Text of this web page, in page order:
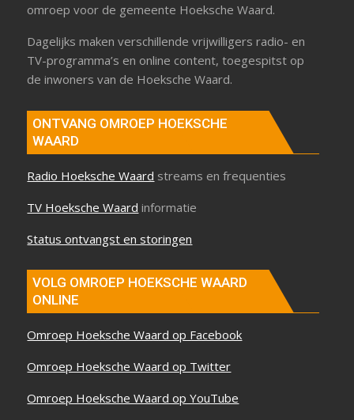
omroep voor de gemeente Hoeksche Waard.
Dagelijks maken verschillende vrijwilligers radio- en
TV-programma’s en online content, toegespitst op
de inwoners van de Hoeksche Waard.
ONTVANG OMROEP HOEKSCHE
WAARD
Radio Hoeksche Waard streams en frequenties
TV Hoeksche Waard informatie
Status ontvangst en storingen
VOLG OMROEP HOEKSCHE WAARD
ONLINE
Omroep Hoeksche Waard op Facebook
Omroep Hoeksche Waard op Twitter
Omroep Hoeksche Waard op YouTube